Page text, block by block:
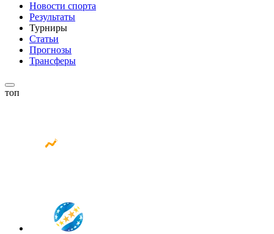
Новости спорта
Результаты
Турниры
Статьи
Прогнозы
Трансферы
топ